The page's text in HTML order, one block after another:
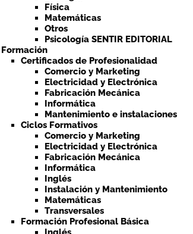
Física
Matemáticas
Otros
Psicología SENTIR EDITORIAL
Certificados de Profesionalidad
Comercio y Marketing
Electricidad y Electrónica
Fabricación Mecánica
Informática
Mantenimiento e instalaciones
Ciclos Formativos
Comercio y Marketing
Electricidad y Electrónica
Fabricación Mecánica
Informática
Inglés
Instalación y Mantenimiento
Matemáticas
Transversales
Formación Profesional Básica